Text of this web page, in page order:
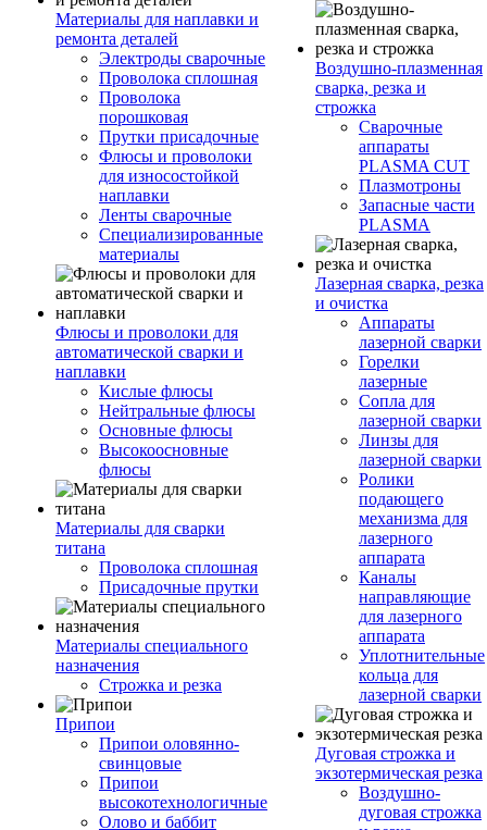
Материалы для наплавки и
ремонта деталей
Электроды сварочные
Проволока сплошная
Проволока
порошковая
Прутки присадочные
Флюсы и проволоки
для износостойкой
наплавки
Ленты сварочные
Специализированные
материалы
Флюсы и проволоки для
автоматической сварки и
наплавки
Кислые флюсы
Нейтральные флюсы
Основные флюсы
Высокоосновные
флюсы
Материалы для сварки
титана
Проволока сплошная
Присадочные прутки
Материалы специального
назначения
Строжка и резка
Припои
Припои оловянно-
свинцовые
Припои
высокотехнологичные
Олово и баббит
Воздушно-плазменная
сварка, резка и
строжка
Сварочные
аппараты
PLASMA CUT
Плазмотроны
Запасные части
PLASMA
Лазерная сварка, резка
и очистка
Аппараты
лазерной сварки
Горелки
лазерные
Сопла для
лазерной сварки
Линзы для
лазерной сварки
Ролики
подающего
механизма для
лазерного
аппарата
Каналы
направляющие
для лазерного
аппарата
Уплотнительные
кольца для
лазерной сварки
Дуговая строжка и
экзотермическая резка
Воздушно-
дуговая строжка